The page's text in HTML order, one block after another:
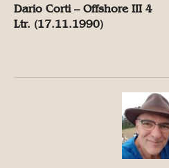
Dario Corti – Offshore III 4
Ltr. (17.11.1990)